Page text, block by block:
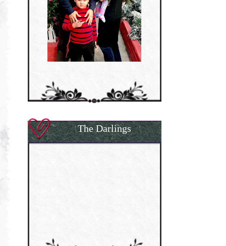
The Darlings